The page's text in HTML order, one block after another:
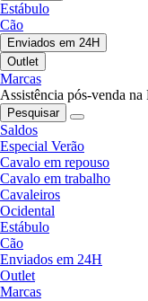
Estábulo
Cão
Enviados em 24H
Outlet
Marcas
Assistência pós-venda na
Pesquisar
Saldos
Especial Verão
Cavalo em repouso
Cavalo em trabalho
Cavaleiros
Ocidental
Estábulo
Cão
Enviados em 24H
Outlet
Marcas